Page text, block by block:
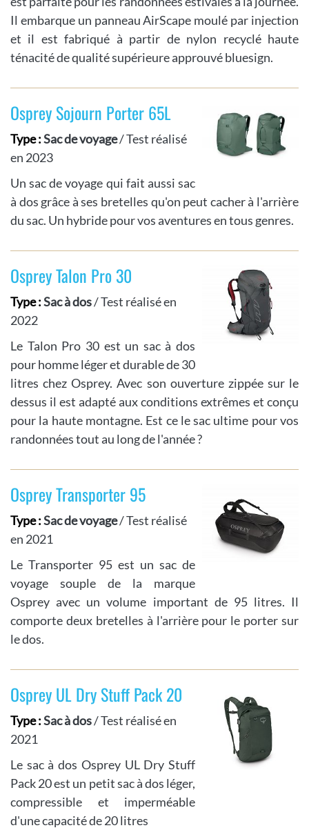
Il embarque un panneau AirScape moulé par injection
et il est fabriqué à partir de nylon recyclé haute
ténacité de qualité supérieure approuvé bluesign.
Osprey Sojourn Porter 65L
Type :Sac de voyage/ Test réalisé
en 2023
Un sac de voyage qui fait aussi sac
à dos grâce à ses bretelles qu'on peut cacher à l'arrière
du sac. Un hybride pour vos aventures en tous genres.
Osprey Talon Pro 30
Type :Sac à dos/ Test réalisé en
2022
Le Talon Pro 30 est un sac à dos
pour homme léger et durable de 30
litres chez Osprey. Avec son ouverture zippée sur le
dessus il est adapté aux conditions extrêmes et conçu
pour la haute montagne. Est ce le sac ultime pour vos
randonnées tout au long de l'année ?
Osprey Transporter 95
Type :Sac de voyage/ Test réalisé
en 2021
Le Transporter 95 est un sac de
voyage souple de la marque
Osprey avec un volume important de 95 litres. Il
comporte deux bretelles à l'arrière pour le porter sur
le dos.
Osprey UL Dry Stuff Pack 20
Type :Sac à dos/ Test réalisé en
2021
Le sac à dos Osprey UL Dry Stuff
Pack 20 est un petit sac à dos léger,
compressible et imperméable
d'une capacité de 20 litres